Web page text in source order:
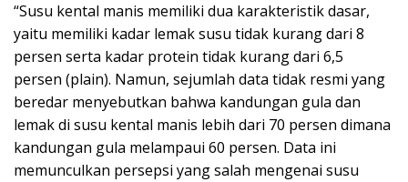
“Susu kental manis memiliki dua karakteristik dasar,
yaitu memiliki kadar lemak susu tidak kurang dari 8
persen serta kadar protein tidak kurang dari 6,5
persen (plain). Namun, sejumlah data tidak resmi yang
beredar menyebutkan bahwa kandungan gula dan
lemak di susu kental manis lebih dari 70 persen dimana
kandungan gula melampaui 60 persen. Data ini
memunculkan persepsi yang salah mengenai susu